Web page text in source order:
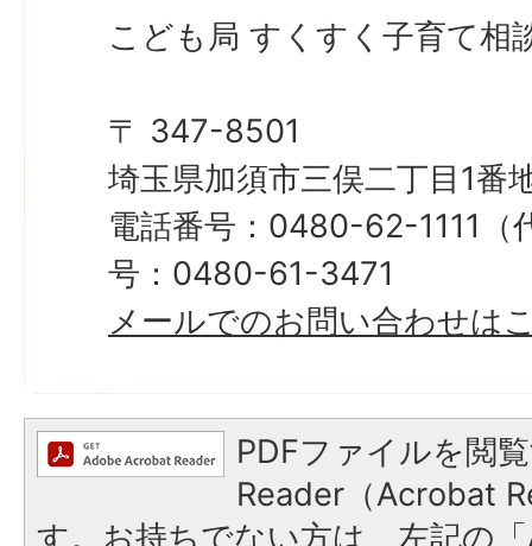
こども局 すくすく子育て相
〒 347-8501
埼玉県加須市三俣二丁目1番
電話番号：0480-62-1111（
号：0480-61-3471
メールでのお問い合わせは
PDFファイルを閲
Reader（Acrobat
す。お持ちでない方は、左記の